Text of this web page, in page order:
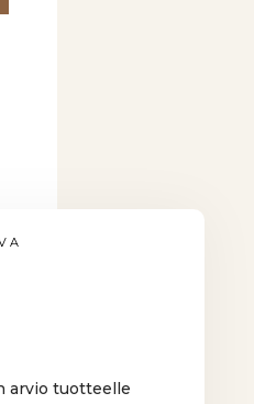
arvio tuotteelle